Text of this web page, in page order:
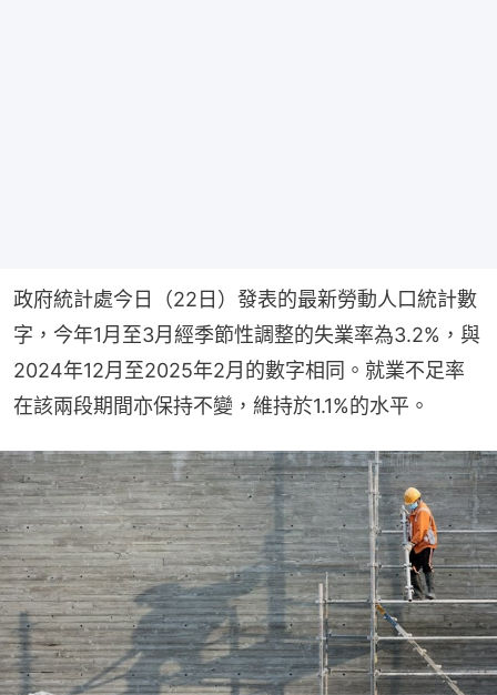
政府統計處今日（22日）發表的最新勞動人口統計數
字，今年1月至3月經季節性調整的失業率為3.2%，與
2024年12月至2025年2月的數字相同。就業不足率
在該兩段期間亦保持不變，維持於1.1%的水平。